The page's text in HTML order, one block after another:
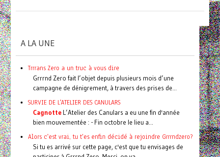
A LA UNE
Trrrans Zero a un truc à vous dire
Grrrnd Zero fait l’objet depuis plusieurs mois d’une
campagne de dénigrement, à travers des prises de...
SURVIE DE L'ATELIER DES CANULARS
CagnotteL’Atelier des Canulars a eu une fin d'année
bien mouvementée : - Fin octobre le lieu a...
Alors c'est vrai, tu t'es enfin décidé à rejoindre Grrrndzero?
Si tu es arrivé sur cette page, c'est que tu envisages de